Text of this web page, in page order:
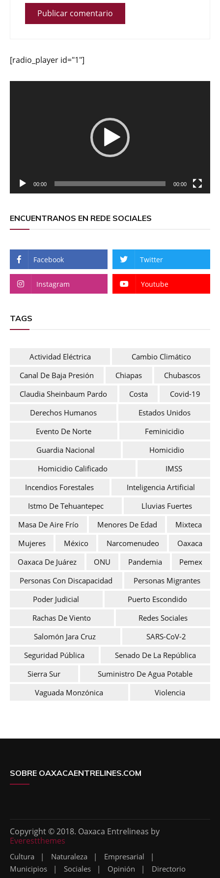
[radio_player id="1"]
00:00 00:00
ENCUENTRANOS EN REDE SOCIALES
Facebook Twitter
Instagram Youtube
TAGS
Actividad Eléctrica
Cambio Climático
Canal De Baja Presión
Chiapas
Chubascos
Claudia Sheinbaum Pardo
Costa
Covid-19
Derechos Humanos
Estados Unidos
Evento De Norte
Feminicidio
Guardia Nacional
Homicidio
Homicidio Calificado
IMSS
Incendios Forestales
Inteligencia Artificial
Istmo De Tehuantepec
Lluvias Fuertes
Masa De Aire Frío
Menores De Edad
Mixteca
Mujeres
México Narcomenudeo
Oaxaca
Oaxaca De Juárez
ONU Pandemia
Pemex
Personas Con Discapacidad
Personas Migrantes
Poder Judicial
Puerto Escondido
Rachas De Viento
Redes Sociales
Salomón Jara Cruz
SARS-CoV-2
Seguridad Pública
Senado De La República
Sierra Sur
Suministro De Agua Potable
Vaguada Monzónica
Violencia
SOBRE OAXACAENTRELINES.COM
Copyright © 2018. Oaxaca Entrelineas by
Everestthemes
Cultura Naturaleza
Empresarial
Municipios
Sociales Opinión Directorio